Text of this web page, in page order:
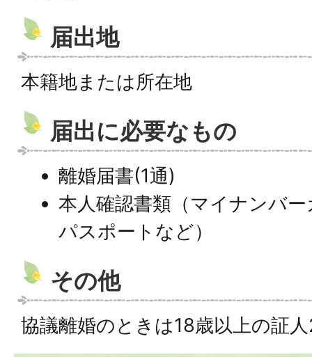
届出地
本籍地または所在地
届出に必要なもの
離婚届書(1通)
本人確認書類（マイナンバ
パスポートなど）
その他
協議離婚のときは18歳以上の証